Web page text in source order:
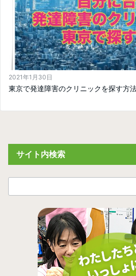
2021年1月30日
東京で発達障害のクリニックを探す方
サイト内検索